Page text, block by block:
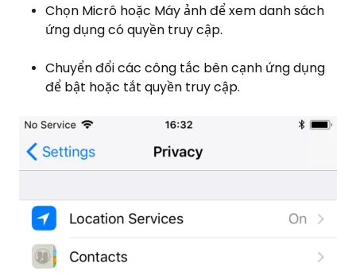
Chọn Micrô hoặc Máy ảnh để xem danh sách
ứng dụng có quyền truy cập.
Chuyển đổi các công tắc bên cạnh ứng dụng
để bật hoặc tắt quyền truy cập.